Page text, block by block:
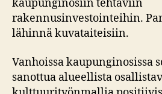
kaupunginosiin tehtäviin
rakennusinvestointeihin.
lähinnä kuvataiteisiin.
Vanhoissa kaupunginosissa
sanottua alueellista